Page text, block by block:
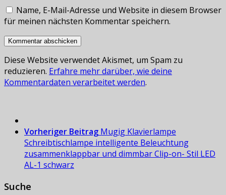
Name, E-Mail-Adresse und Website in diesem Browser
für meinen nächsten Kommentar speichern.
Diese Website verwendet Akismet, um Spam zu
reduzieren. Erfahre mehr darüber, wie deine
Kommentardaten verarbeitet werden.
Vorheriger Beitrag Mugig Klavierlampe
Schreibtischlampe intelligente Beleuchtung
zusammenklappbar und dimmbar Clip-on- Stil LED
AL-1 schwarz
Suche